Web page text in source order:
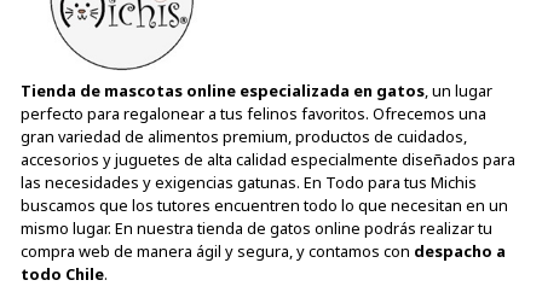
Tienda de mascotas online especializada en gatos, un lugar
perfecto para regalonear a tus felinos favoritos. Ofrecemos una
gran variedad de alimentos premium, productos de cuidados,
accesorios y juguetes de alta calidad especialmente diseñados para
las necesidades y exigencias gatunas. En Todo para tus Michis
buscamos que los tutores encuentren todo lo que necesitan en un
mismo lugar. En nuestra tienda de gatos online podrás realizar tu
compra web de manera ágil y segura, y contamos con despacho a
todo Chile.